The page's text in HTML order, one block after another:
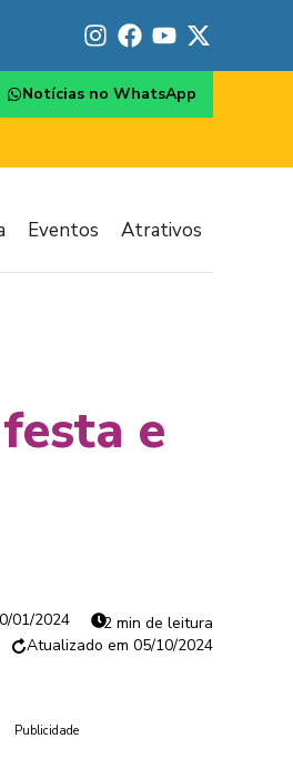
Notícias no WhatsApp
Eventos Atrativos
e
01/2024
2 min de leitura
05/10/2024
Publicidade